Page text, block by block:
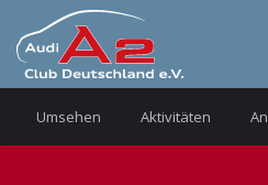
Umsehen Aktivitäten